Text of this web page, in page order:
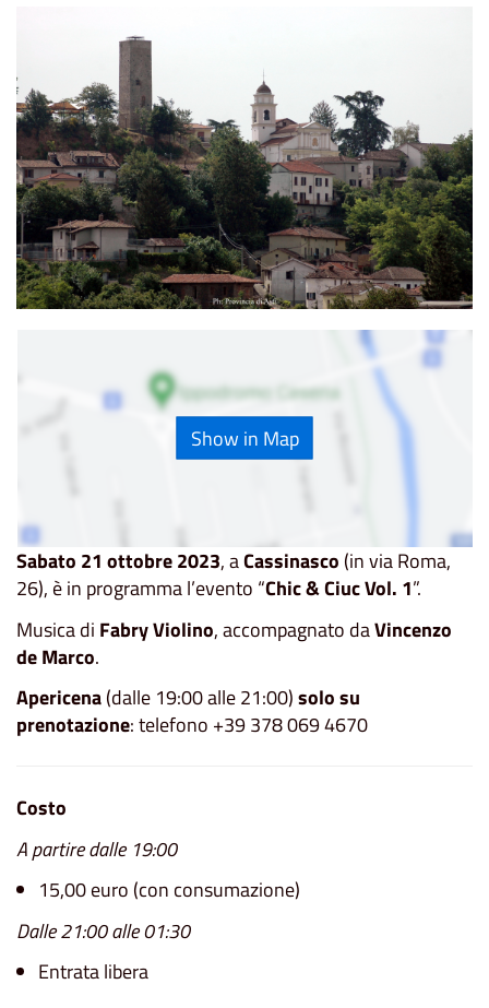
Show in Map
Sabato 21 ottobre 2023, aCassinasco (in via Roma,
26), è in programma l’evento “Chic & Ciuc Vol. 1”.
Musica di Fabry Violino, accompagnato daVincenzo
de Marco.
Apericena(dalle 19:00 alle 21:00)solo su
prenotazione: telefono +39 378 069 4670
Costo
A partire dalle 19:00
15,00 euro (con consumazione)
Dalle 21:00 alle 01:30
Entrata libera